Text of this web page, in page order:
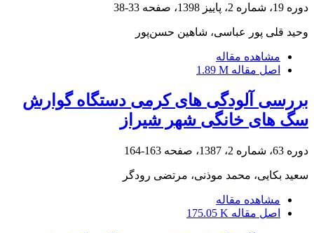
دوره 19، شماره 2، پاییز 1398، صفحه 33-38
وحید قلی پور عباسی، شاهین حسن‌پور
مشاهده مقاله
اصل مقاله 1.89 M
بررسی آلودگی های کرمی دستگاه گوارش
سگ های خانگی شهر شیراز
دوره 63، شماره 2، 1387، صفحه 163-164
سعید بکایی، محمد موذنی، مرتضی رودگر
مشاهده مقاله
اصل مقاله 175.05 K